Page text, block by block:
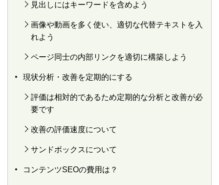
見出しにはキーワードを含めよう
画像や動画を多く使い、適切な代替テキストを入
れよう
ページ同士の内部リンクを適切に構築しよう
現状分析・改善を定期的にする
評価は相対的であるため定期的な分析と改善が必
要です
改善の評価速度について
サンドボックスについて
コンテンツSEOの費用は？